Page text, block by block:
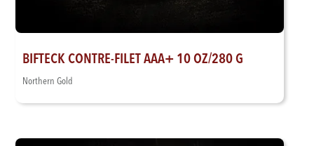
BIFTECK CONTRE-FILET AAA+ 10 OZ/280 G
Northern Gold